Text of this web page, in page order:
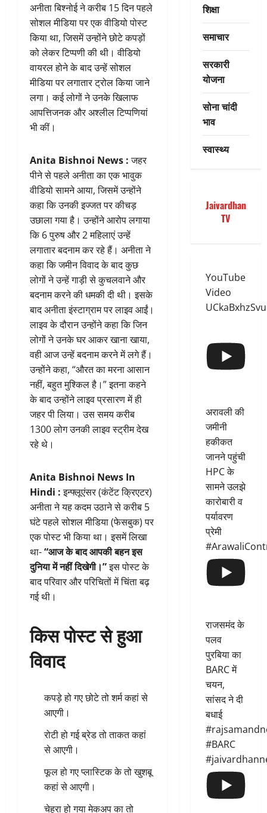
अनीता बिश्नोई ने करीब 15 दिन पहले
सोशल मीडिया पर एक वीडियो पोस्ट
किया था, जिसमें उन्होंने छोटे कपड़ों
को लेकर टिप्पणी की थी। वीडियो
वायरल होने के बाद उन्हें सोशल
मीडिया पर लगातार ट्रोल किया जाने
लगा। कई लोगों ने उनके खिलाफ
आपत्तिजनक और अश्लील टिप्पणियां
भी कीं।
Anita Bishnoi News :जहर
पीने से पहले अनीता का एक भावुक
वीडियो सामने आया, जिसमें उन्होंने
कहा कि उनकी इज्जत पर कीचड़
उछाला गया है। उन्होंने आरोप लगाया
कि 6 पुरुष और 2 महिलाएं उन्हें
लगातार बदनाम कर रहे हैं। अनीता ने
कहा कि जमीन विवाद के बाद कुछ
लोगों ने उन्हें गाड़ी से कुचलवाने और
बदनाम करने की धमकी दी थी। इसके
बाद अनीता इंस्टाग्राम पर लाइव आईं।
लाइव के दौरान उन्होंने कहा कि जिन
लोगों ने उनके घर आकर खाना खाया,
वही आज उन्हें बदनाम करने में लगे हैं।
उन्होंने कहा, “औरत का मरना आसान
नहीं, बहुत मुश्किल है।” इतना कहने
के बाद उन्होंने लाइव प्रसारण में ही
जहर पी लिया। उस समय करीब
1300 लोग उनकी लाइव स्ट्रीम देख
रहे थे।
Anita Bishnoi News In
Hindi :इन्फ्लूएंसर (कंटेंट क्रिएटर)
अनीता ने यह कदम उठाने से करीब 5
घंटे पहले सोशल मीडिया (फेसबुक) पर
एक पोस्ट भी किया था। इसमें लिखा
था-“आज के बाद आपकी बहन इस
दुनिया में नहीं दिखेगी।”इस पोस्ट के
बाद परिवार और परिचितों में चिंता बढ़
गई थी।
किस पोस्ट से हुआ
विवाद
कपड़े हो गए छोटे तो शर्म कहां से
आएगी।
रोटी हो गई ब्रेड तो ताकत कहां
से आएगी।
फूल हो गए प्लास्टिक के तो खुशबू
कहां से आएगी।
चेहरा हो गया मेकअप का तो
शिक्षा
समाचार
सरकारी
योजना
सोना चांदी
भाव
स्वास्थ्य
Jaivardhan
TV
YouTube
Video
अरावली की
जमीनी
हकीकत
जानने पहुंची
HPC के
सामने उलझे
कारोबारी व
पर्यावरण
प्रेमी
राजसमंद के
पलव
पुरबिया का
BARC में
चयन,
सांसद ने दी
बधाई
#BARC